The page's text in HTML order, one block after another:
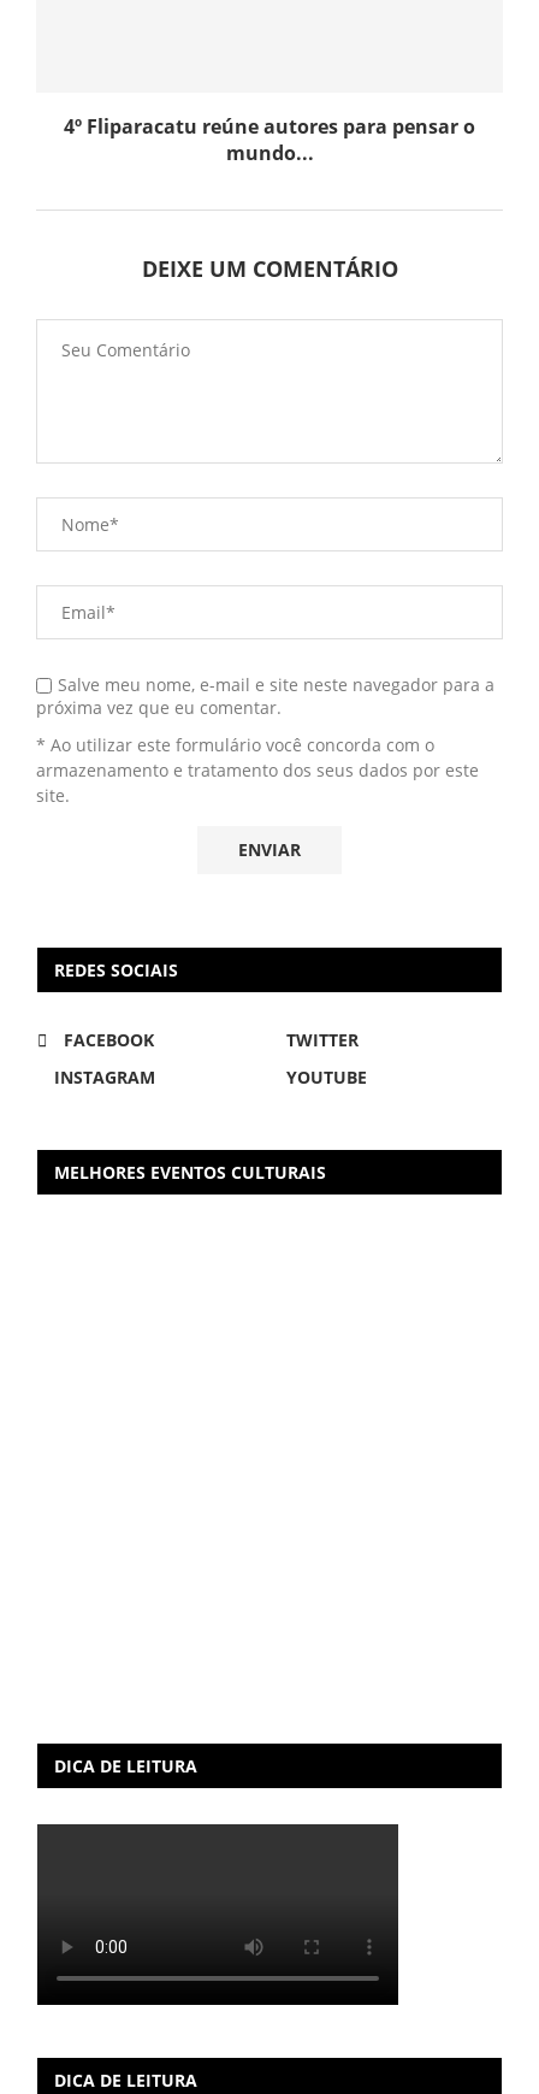
4º Fliparacatu reúne autores para pensar o
mundo...
DEIXE UM COMENTÁRIO
Salve meu nome, e-mail e site neste navegador para a
próxima vez que eu comentar.
* Ao utilizar este formulário você concorda com o
armazenamento e tratamento dos seus dados por este
site.
REDES SOCIAIS
FACEBOOK
TWITTER
INSTAGRAM
YOUTUBE
MELHORES EVENTOS CULTURAIS
DICA DE LEITURA
DICA DE LEITURA